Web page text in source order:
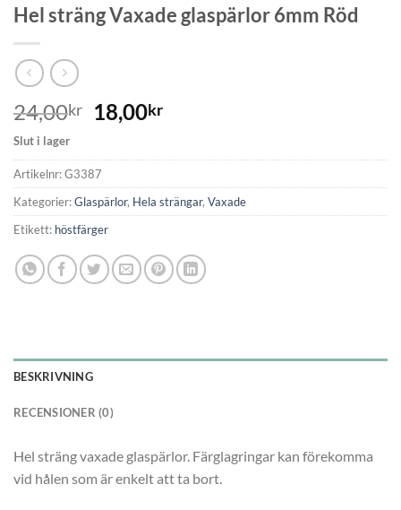
Hel sträng Vaxade glaspärlor 6mm Röd
24,00kr 18,00kr
Slut i lager
Artikelnr:G3387
Kategorier:Glaspärlor, Hela strängar, Vaxade
Etikett: höstfärger
BESKRIVNING
RECENSIONER (0)
Hel sträng vaxade glaspärlor. Färglagringar kan förekomma
vid hålen som är enkelt att ta bort.